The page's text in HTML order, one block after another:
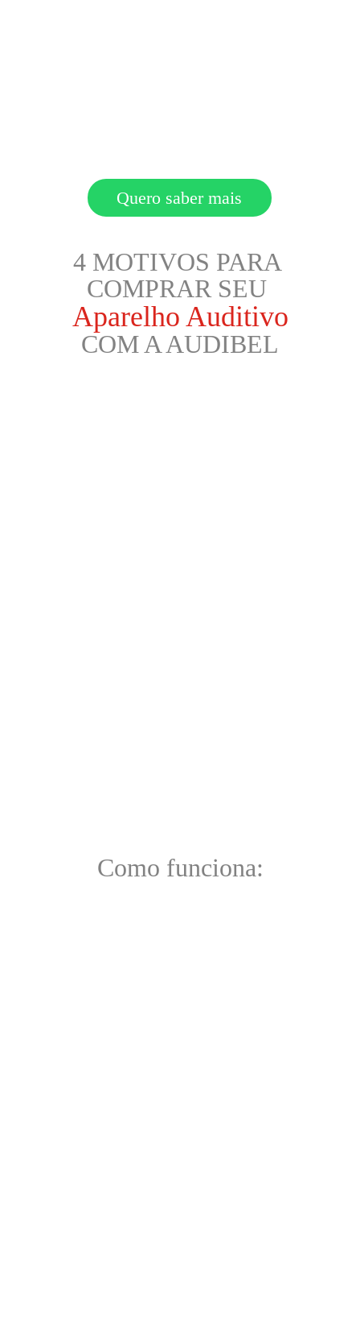
Quero saber mais
4 MOTIVOS PARA
COMPRAR SEU
Aparelho Auditivo
COM A AUDIBEL
Como funciona: